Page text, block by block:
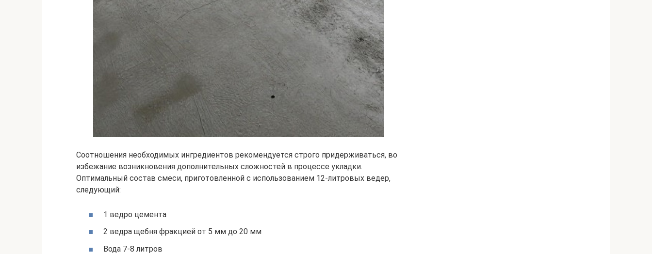
Соотношения необходимых ингредиентов рекомендуется строго придерживаться, во
избежание возникновения дополнительных сложностей в процессе укладки.
Оптимальный состав смеси, приготовленной с использованием 12-литровых ведер,
следующий:
1 ведро цемента
2 ведра щебня фракцией от 5 мм до 20 мм
Вода 7-8 литров